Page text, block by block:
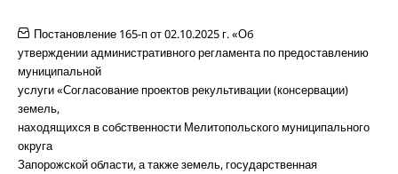
Постановление 165-п от 02.10.2025 г. «Об
утверждении административного регламента по предоставлению
муниципальной
услуги «Согласование проектов рекультивации (консервации)
земель,
находящихся в собственности Мелитопольского муниципального
округа
Запорожской области, а также земель, государственная